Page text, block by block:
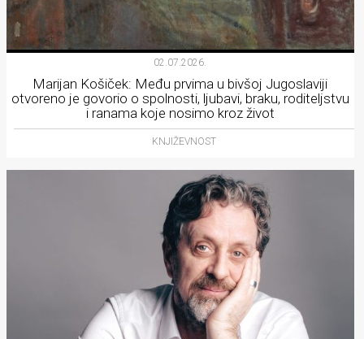
02.07.2026.
Marijan Košiček: Među prvima u bivšoj Jugoslaviji
otvoreno je govorio o spolnosti, ljubavi, braku, roditeljstvu
i ranama koje nosimo kroz život
KNJIŽEVNOST